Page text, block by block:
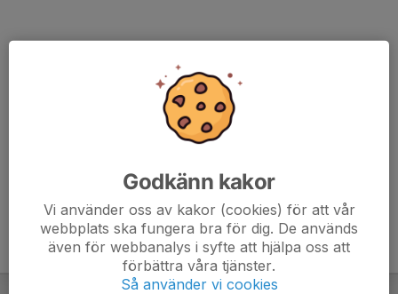
Godkänn kakor
Vi använder oss av kakor (cookies) för att vår
webbplats ska fungera bra för dig. De används
även för webbanalys i syfte att hjälpa oss att
förbättra våra tjänster.
Så använder vi cookies